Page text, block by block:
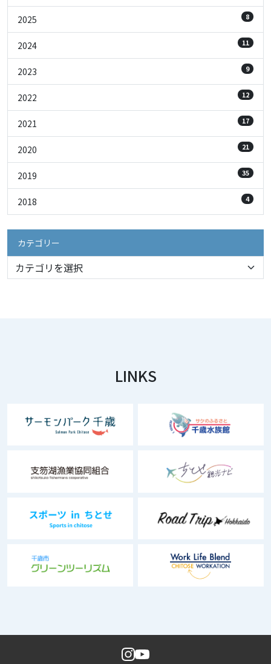
2025 8
2024 11
2023 9
2022 12
2021 17
2020 21
2019 35
2018 4
カテゴリー
LINKS